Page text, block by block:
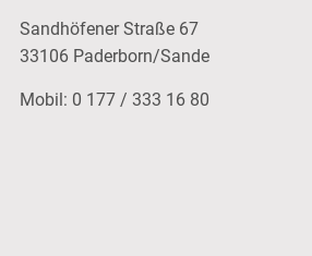
Sandhöfener Straße 67
33106 Paderborn/Sande
Mobil: 0 177 / 333 16 80